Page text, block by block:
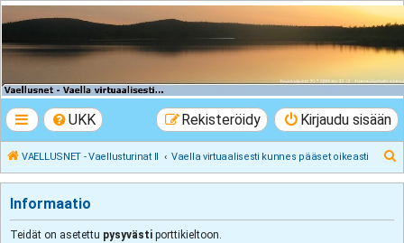
VAELLUSNET -
Vaellusturinat II
UKK Kirjaudu sisään
Rekisteröidy
VAELLUSNET - Vaellusturinat II Vaella virtuaalisesti kunnes pääset oikeasti
Informaatio
Teidät on asetettu pysyvästi porttikieltoon.